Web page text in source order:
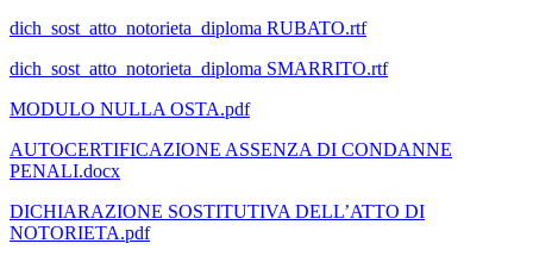
dich_sost_atto_notorieta_diploma RUBATO.rtf
dich_sost_atto_notorieta_diploma SMARRITO.rtf
MODULO NULLA OSTA.pdf
AUTOCERTIFICAZIONE ASSENZA DI CONDANNE
PENALI.docx
DICHIARAZIONE SOSTITUTIVA DELL’ATTO DI
NOTORIETA.pdf